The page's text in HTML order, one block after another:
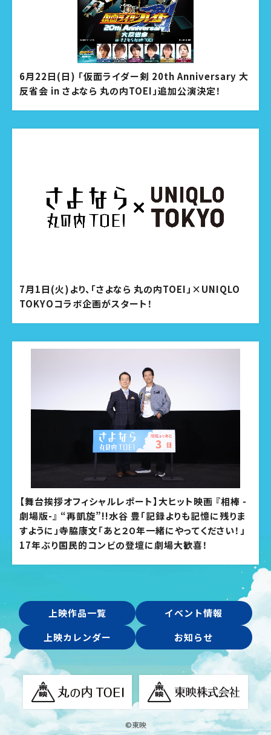
6月22日(日) 「仮面ライダー剣 20th Anniversary 大
反省会 in さよなら 丸の内TOEI」追加公演決定！
7月1日(火)より、「さよなら 丸の内TOEI」×UNIQLO
TOKYOコラボ企画がスタート！
【舞台挨拶オフィシャルレポート】大ヒット映画 『相棒 -
劇場版-』 “再凱旋”!!水谷 豊「記録よりも記憶に残りま
すように」寺脇康文「あと２０年一緒にやってください！」
17年ぶり国民的コンビの登壇に劇場大歓喜！
上映作品一覧
イベント情報
上映カレンダー
お知らせ
©東映